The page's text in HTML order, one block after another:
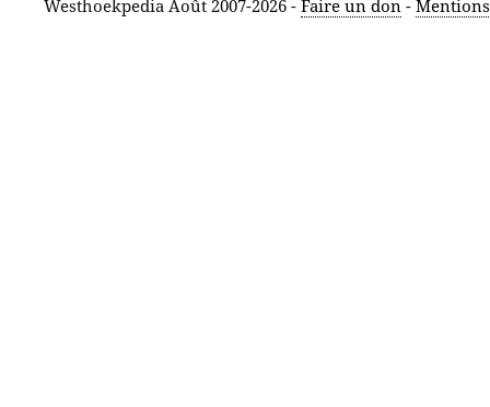
Westhoekpedia Août 2007-2026 - Faire un don -